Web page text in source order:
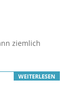
ziemlich
WEITERLESEN